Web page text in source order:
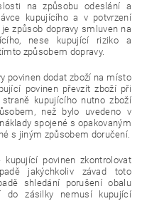
na způsobu odeslání a
kupujícího a v potvrzení
způsob dopravy smluven na
nese kupující riziko a
způsobem dopravy.
povinen dodat zboží na místo
povinen převzít zboží při
kupujícího nutno zboží
než bylo uvedeno v
spojené s opakovaným
s jiným způsobem doručení.
povinen zkontrolovat
jakýchkoliv závad toto
shledání porušení obalu
do zásilky nemusí kupující